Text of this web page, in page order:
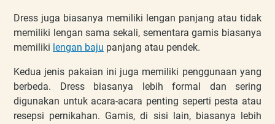
Dress juga biasanya memiliki lengan panjang atau tidak
memiliki lengan sama sekali, sementara gamis biasanya
memiliki lengan baju panjang atau pendek.
Kedua jenis pakaian ini juga memiliki penggunaan yang
berbeda. Dress biasanya lebih formal dan sering
digunakan untuk acara-acara penting seperti pesta atau
resepsi pernikahan. Gamis, di sisi lain, biasanya lebih